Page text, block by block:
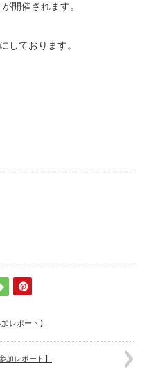
が開催されます。
しております。
レポート】
加レポート】